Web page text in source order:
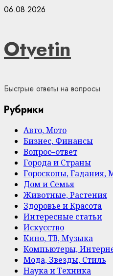
Skip
06.08.2026
Otvetin
Быстрые ответы на вопросы
Рубрики
Авто, Мото
Бизнес, Финансы
Вопрос–ответ
Города и Страны
Гороскопы, Гадания,
Дом и Семья
Животные, Растения
Здоровье и Красота
Интересные статьи
Искусство
Кино, ТВ, Музыка
Компьютеры,
Мода, Звезды, Стиль
Наука и Техника